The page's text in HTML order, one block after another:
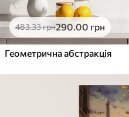
483.33грн290.00 грн
Геометрична абстракція